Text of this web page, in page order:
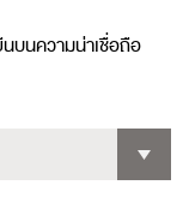
บนความน่าเชื่อถือ